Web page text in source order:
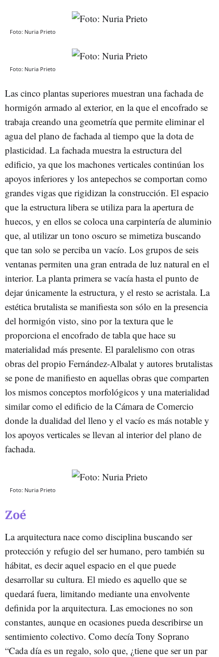
Foto: Nuria Prieto
Foto: Nuria Prieto
Las cinco plantas superiores muestran una fachada de
hormigón armado al exterior, en la que el encofrado se
trabaja creando una geometría que permite eliminar el
agua del plano de fachada al tiempo que la dota de
plasticidad. La fachada muestra la estructura del
edificio, ya que los machones verticales continúan los
apoyos inferiores y los antepechos se comportan como
grandes vigas que rigidizan la construcción. El espacio
que la estructura libera se utiliza para la apertura de
huecos, y en ellos se coloca una carpintería de aluminio
que, al utilizar un tono oscuro se mimetiza buscando
que tan solo se perciba un vacío. Los grupos de seis
ventanas permiten una gran entrada de luz natural en el
interior. La planta primera se vacía hasta el punto de
dejar únicamente la estructura, y el resto se acristala. La
estética brutalista se manifiesta son sólo en la presencia
del hormigón visto, sino por la textura que le
proporciona el encofrado de tabla que hace su
materialidad más presente. El paralelismo con otras
obras del propio Fernández-Albalat y autores brutalistas
se pone de manifiesto en aquellas obras que comparten
los mismos conceptos morfológicos y una materialidad
similar como el edificio de la Cámara de Comercio
donde la dualidad del lleno y el vacío es más notable y
los apoyos verticales se llevan al interior del plano de
fachada.
Foto: Nuria Prieto
Zoé
La arquitectura nace como disciplina buscando ser
protección y refugio del ser humano, pero también su
hábitat, es decir aquel espacio en el que puede
desarrollar su cultura. El miedo es aquello que se
quedará fuera, limitando mediante una envolvente
definida por la arquitectura. Las emociones no son
constantes, aunque en ocasiones pueda describirse un
sentimiento colectivo. Como decía Tony Soprano
“Cada día es un regalo, solo que, ¿tiene que ser un par